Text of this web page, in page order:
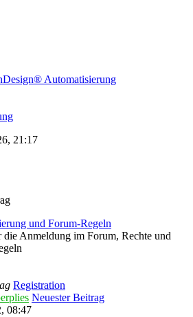
Automatisierung
21:17
und Forum-Regeln
die Anmeldung im Forum, Rechte und
Registration
Neuester Beitrag
08:47